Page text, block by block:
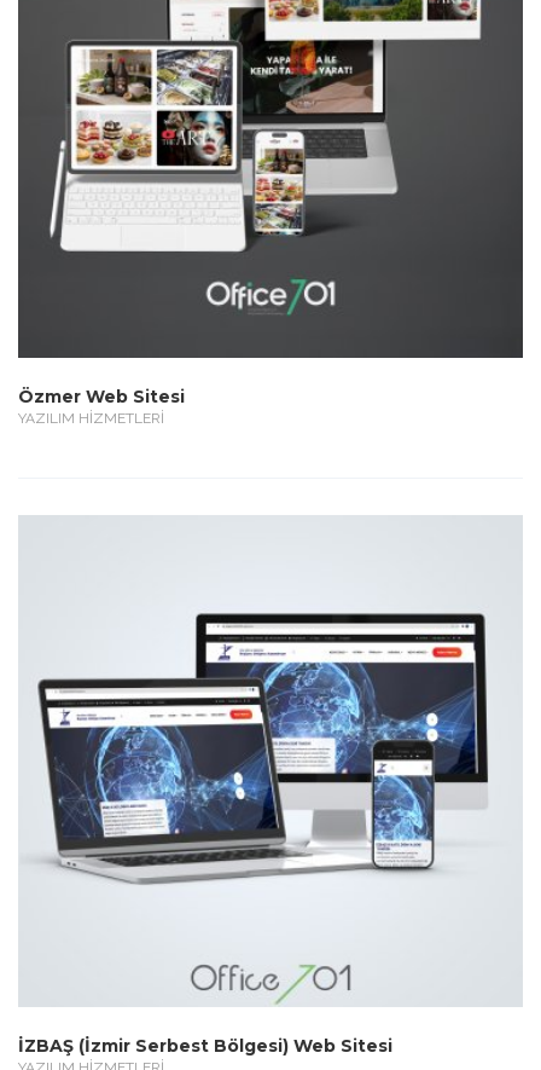
Özmer Web Sitesi
YAZILIM HİZMETLERİ
İZBAŞ (İzmir Serbest Bölgesi) Web Sitesi